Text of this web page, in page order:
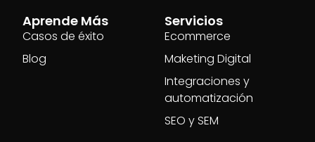
Aprende Más
Casos de éxito
Blog
Servicios
Ecommerce
Maketing Digital
Integraciones y
automatización
SEO y SEM